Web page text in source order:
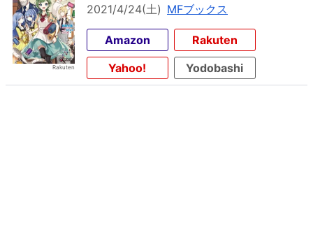
2021/4/24(土) MFブックス
Amazon
Rakuten
Yahoo!
Yodobashi